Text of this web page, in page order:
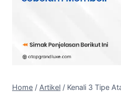
Home / Artikel / Kenali 3 Tipe